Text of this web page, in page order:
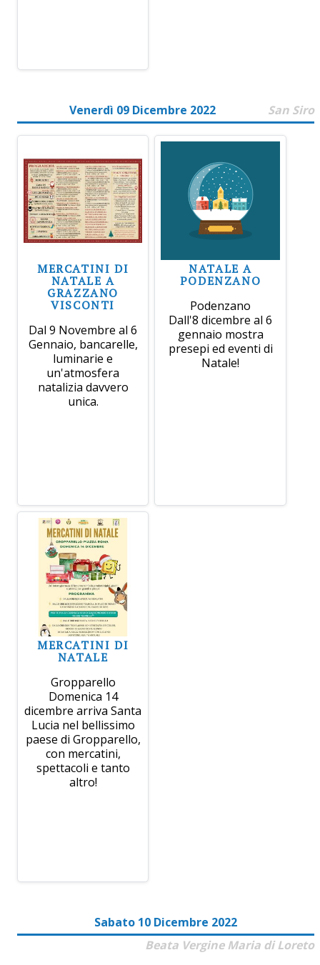
Venerdì 09 Dicembre 2022 San Siro
MERCATINI DI
NATALE A
GRAZZANO
VISCONTI
Dal 9 Novembre al 6
Gennaio, bancarelle,
luminarie e
un'atmosfera
natalizia davvero
unica.
NATALE A
PODENZANO
Podenzano
Dall'8 dicembre al 6
gennaio mostra
presepi ed eventi di
Natale!
MERCATINI DI
NATALE
Gropparello
Domenica 14
dicembre arriva Santa
Lucia nel bellissimo
paese di Gropparello,
con mercatini,
spettacoli e tanto
altro!
Sabato 10 Dicembre 2022
Beata Vergine Maria di Loreto